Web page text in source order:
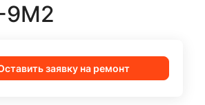
9M2
заявку на ремонт